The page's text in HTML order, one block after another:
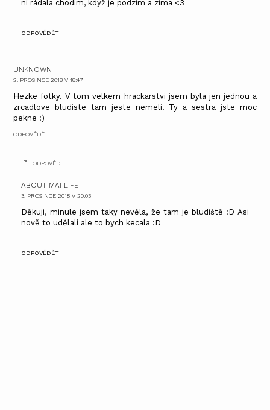
ní rádala chodím, když je podzim a zima <3
ODPOVĚDĚT
UNKNOWN
2. PROSINCE 2018 V 18:47
Hezke fotky. V tom velkem hrackarstvi jsem byla jen jednou a
zrcadlove bludiste tam jeste nemeli. Ty a sestra jste moc
pekne :)
ODPOVĚDĚT
ODPOVĚDI
ABOUT MAI LIFE
3. PROSINCE 2018 V 20:03
Děkuji, minule jsem taky nevěla, že tam je bludiště :D Asi
nově to udělali ale to bych kecala :D
ODPOVĚDĚT